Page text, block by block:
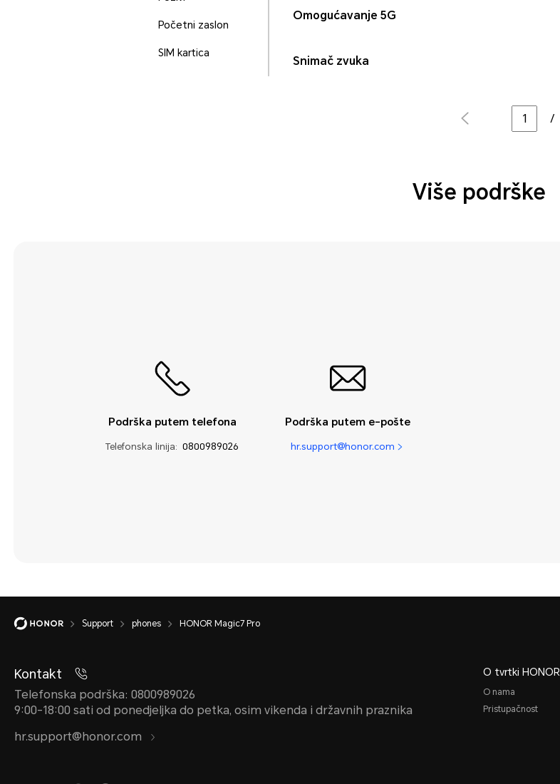
Početni zaslon
SIM kartica
Omogućavanje 5G
Snimač zvuka
/
Više podrške
Podrška putem telefona
Telefonska linija: 0800989026
Podrška putem e-pošte
hr.support@honor.com
Support phones HONOR Magic7 Pro
Kontakt
Telefonska podrška: 0800989026
9:00-18:00 sati od ponedjeljka do petka, osim vikenda i državnih praznika
hr.support@honor.com
O tvrtki HONOR
O nama
Pristupačnost